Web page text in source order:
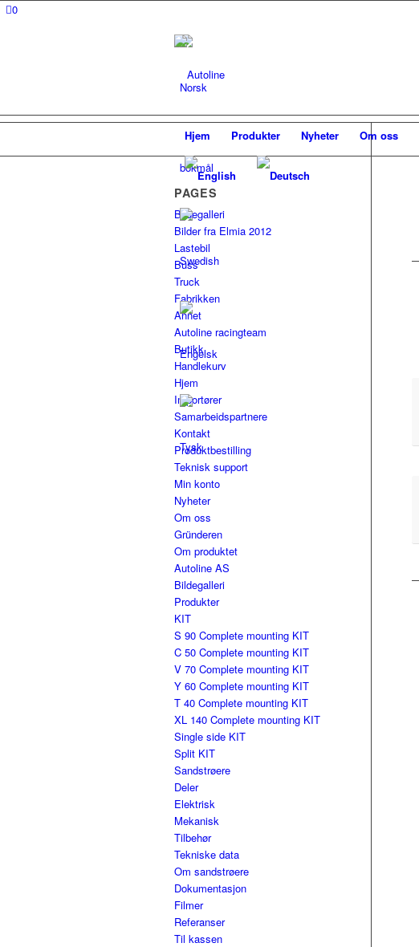
0
Hjem Produkter Nyheter Om oss
PAGES
Bildegalleri
Bilder fra Elmia 2012
Lastebil
Buss
Truck
Fabrikken
Annet
Autoline racingteam
Butikk
Handlekurv
Hjem
Importører
Samarbeidspartnere
Kontakt
Produktbestilling
Teknisk support
Min konto
Nyheter
Om oss
Gründeren
Om produktet
Autoline AS
Bildegalleri
Produkter
KIT
S 90 Complete mounting KIT
C 50 Complete mounting KIT
V 70 Complete mounting KIT
Y 60 Complete mounting KIT
T 40 Complete mounting KIT
XL 140 Complete mounting KIT
Single side KIT
Split KIT
Sandstrøere
Deler
Elektrisk
Mekanisk
Tilbehør
Tekniske data
Om sandstrøere
Dokumentasjon
Filmer
Referanser
Til kassen